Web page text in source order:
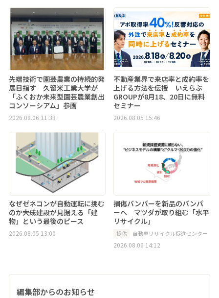
先端技術で園芸農業の持続的発
展目指す 久留米工業大学が
「ふくおか未来型園芸農業創出
コンソーシアム」参画
2026.08.06 11:33
不動産業界で来店率と成約率を
上げる方法を伝授 いえらぶ
GROUPが8月18、20日に無料
セミナー
2026.08.05 15:46
なぜゼネコンが自動運転に挑む
のか――大成建設が見据える「建
物」という最後のピース
2026.08.05 13:00
損傷バンパーを新品のバンパ
ーへ マツダが取り組む「水平
リサイクル」
提供 自動車リサイクル促進センター
2026.08.06 14:12
編集部からのお知らせ